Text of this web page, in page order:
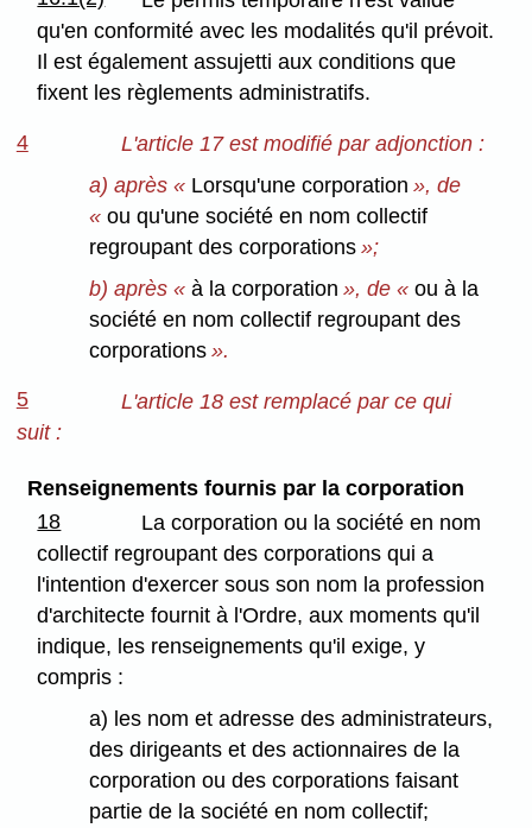
qu'en conformité avec les modalités qu'il prévoit.
Il est également assujetti aux conditions que
fixent les règlements administratifs.
4
L'article 17 est modifié par adjonction :
a) après « Lorsqu'une corporation », de
«ou qu'une société en nom collectif
regroupant des corporations »;
b) après «à la corporation », de «ou à la
société en nom collectif regroupant des
corporations ».
5
L'article 18 est remplacé par ce qui
suit :
Renseignements fournis par la corporation
18
La corporation ou la société en nom
collectif regroupant des corporations qui a
l'intention d'exercer sous son nom la profession
d'architecte fournit à l'Ordre, aux moments qu'il
indique, les renseignements qu'il exige, y
compris :
a) les nom et adresse des administrateurs,
des dirigeants et des actionnaires de la
corporation ou des corporations faisant
partie de la société en nom collectif;